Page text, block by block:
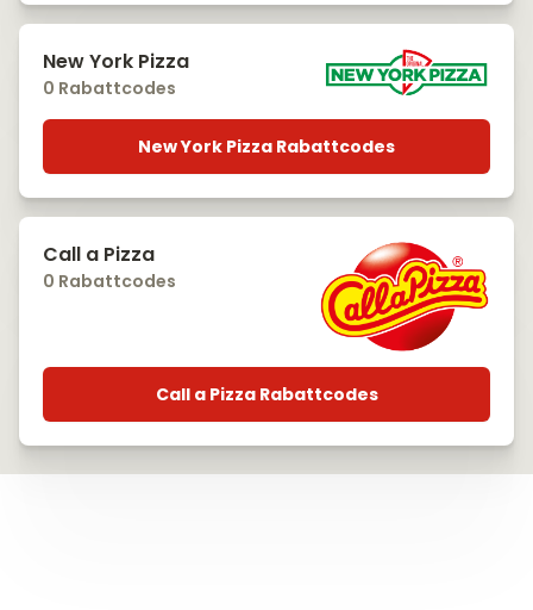
New York Pizza
0 Rabattcodes
New York Pizza Rabattcodes
Call a Pizza
0 Rabattcodes
Call a Pizza Rabattcodes